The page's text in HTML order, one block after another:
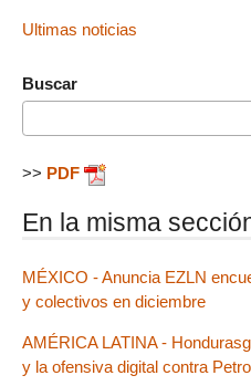
Ultimas noticias
Buscar
>> PDF
En la misma
MÉXICO - Anuncia EZLN
y colectivos en diciembre
AMÉRICA LATINA -
y la ofensiva digital contra